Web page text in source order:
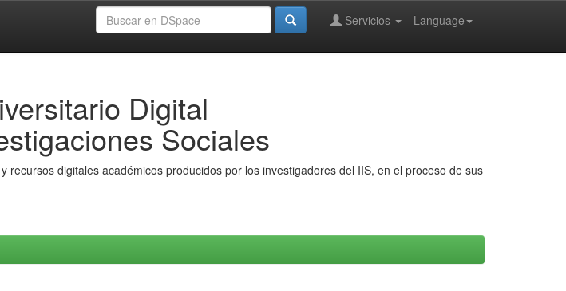
Language
Servicios
Digital
Sociales
recursos digitales académicos producidos por los investigadores del IIS, en el proceso de sus